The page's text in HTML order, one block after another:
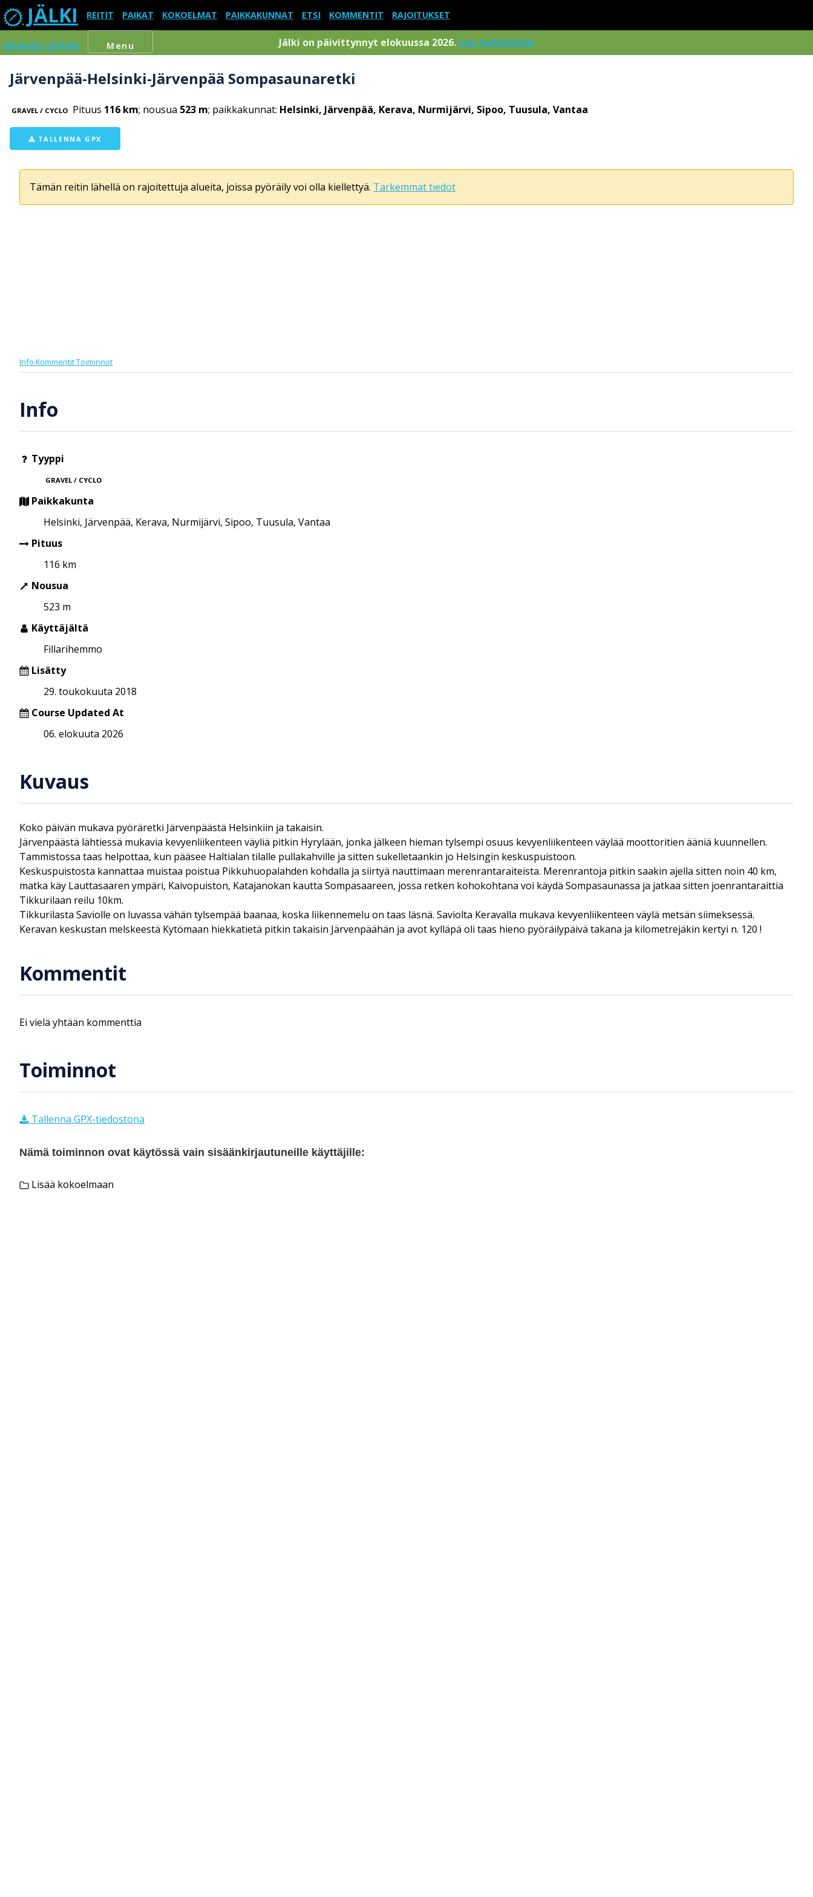
JÄLKI REITIT PAIKAT KOKOELMAT PAIKKAKUNNAT ETSI KOMMENTIT RAJOITUKSET
KIRJAUDU SISÄÄN Menu Jälki on päivittynnyt elokuussa 2026. Lue tarkemmin
Järvenpää-Helsinki-Järvenpää Sompasaunaretki
GRAVEL / CYCLO Pituus 116 km; nousua 523 m; paikkakunnat: Helsinki, Järvenpää, Kerava, Nurmijärvi, Sipoo, Tuusula, Vantaa
TALLENNA GPX
Tämän reitin lähellä on rajoitettuja alueita, joissa pyöräily voi olla kiellettyä. Tarkemmat tiedot
Info KommentitToiminnot
Info
Tyyppi
GRAVEL / CYCLO
Paikkakunta
Helsinki, Järvenpää, Kerava, Nurmijärvi, Sipoo, Tuusula, Vantaa
Pituus
116 km
Nousua
523 m
Käyttäjältä
Fillarihemmo
Lisätty
29. toukokuuta 2018
Course Updated At
06. elokuuta 2026
Kuvaus
Koko päivän mukava pyöräretki Järvenpäästä Helsinkiin ja takaisin.
Järvenpäästä lähtiessä mukavia kevyenliikenteen väyliä pitkin Hyrylään, jonka jälkeen hieman tylsempi osuus kevyenliikenteen väylää moottoritien ääniä kuunnellen.
Tammistossa taas helpottaa, kun pääsee Haltialan tilalle pullakahville ja sitten sukelletaankin jo Helsingin keskuspuistoon.
Keskuspuistosta kannattaa muistaa poistua Pikkuhuopalahden kohdalla ja siirtyä nauttimaan merenrantaraiteista. Merenrantoja pitkin saakin ajella sitten noin 40 km,
matka käy Lauttasaaren ympäri, Kaivopuiston, Katajanokan kautta Sompasaareen, jossa retken kohokohtana voi käydä Sompasaunassa ja jatkaa sitten joenrantaraittia
Tikkurilaan reilu 10km.
Tikkurilasta Saviolle on luvassa vähän tylsempää baanaa, koska liikennemelu on taas läsnä. Saviolta Keravalla mukava kevyenliikenteen väylä metsän siimeksessä.
Keravan keskustan melskeestä Kytömaan hiekkatietä pitkin takaisin Järvenpäähän ja avot kylläpä oli taas hieno pyöräilypäivä takana ja kilometrejäkin kertyi n. 120 !
Kommentit
Ei vielä yhtään kommenttia
Toiminnot
Tallenna GPX-tiedostona
Nämä toiminnon ovat käytössä vain sisäänkirjautuneille käyttäjille:
Lisää kokoelmaan